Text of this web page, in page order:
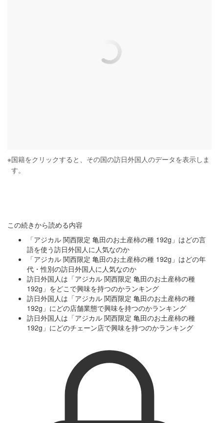
※国籍をクリックすると、その国の訪日外国人のデータを表示しま
す。
この続きから読める内容
「アジカル 関西限定 亀田のお土産柿の種 192g」はどの言
語を使う訪日外国人に人気なのか
「アジカル 関西限定 亀田のお土産柿の種 192g」はどの年
代・性別の訪日外国人に人気なのか
訪日外国人は「アジカル 関西限定 亀田のお土産柿の種
192g」をどこで興味を持つのかランキング
訪日外国人は「アジカル 関西限定 亀田のお土産柿の種
192g」にどの店舗業態で興味を持つのかランキング
訪日外国人は「アジカル 関西限定 亀田のお土産柿の種
192g」にどのチェーン店で興味を持つのかランキング